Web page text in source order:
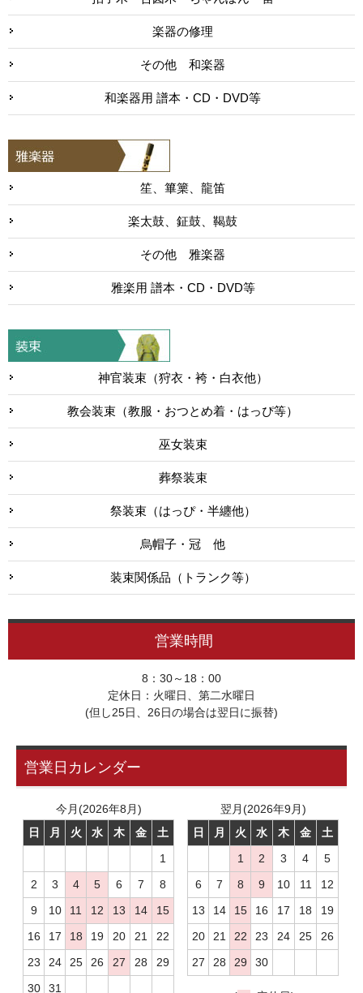
楽器の修理
その他 和楽器
和楽器用 譜本・CD・DVD等
笙、篳篥、龍笛
楽太鼓、鉦鼓、鞨鼓
その他 雅楽器
雅楽用 譜本・CD・DVD等
神官装束（狩衣・袴・白衣他）
教会装束（教服・おつとめ着・はっぴ等）
巫女装束
葬祭装束
祭装束（はっぴ・半纏他）
烏帽子・冠 他
装束関係品（トランク等）
営業時間
8：30～18：00
定休日：火曜日、第二水曜日
(但し25日、26日の場合は翌日に振替)
営業日カレンダー
今月(2026年8月)
日
月 火 水 木 金
土
1
2
3 4 5 6 7
8
9
10 11 12 13 14
15
16
17 18 19 20 21
22
23
24 25 26 27 28
29
30
31
翌月(2026年9月)
日
月 火 水 木 金
土
1
2 3 4
5
6
7 8 9 10 11
12
13
14 15 16 17 18
19
20
21 22 23 24 25
26
27
28 29 30